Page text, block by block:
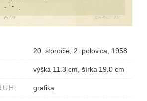
20. storočie, 2. polovica, 1958
výška 11.3 cm, šírka 19.0 cm
grafika